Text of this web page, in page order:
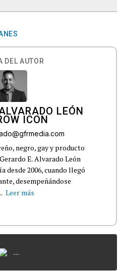
DEL AUTOR
LEÓN
negro, gay y producto
E. Alvarado León
desde 2006, cuando llegó
desempeñándose
Leer más
...